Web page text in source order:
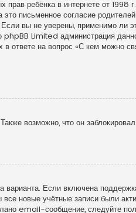
ребёнка в интернете от 1998
письменное согласие
вы не уверены, применимо ли
Limited администрация
на вопрос «С кем можно
возможно, что он
Если включена
новые учётные записи были
email-сообщение, следуйте